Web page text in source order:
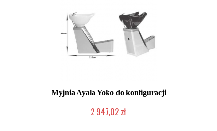
Myjnia Ayala Yoko do konfiguracji
2 947,02 zł